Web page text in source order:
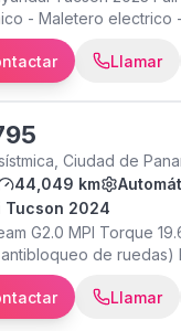
- Maletero electrico
de agencia -
Llamar
Ciudad de
44,049 km
Tucson 2024
G2.0 MPI Torque
antibloqueo de ruedas)
Brake Control
Cámara de reversa
LED Conectividad
Llamar